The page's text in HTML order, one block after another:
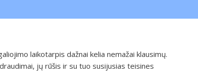
laikotarpis dažnai kelia nemažai klausimų.
jų rūšis ir su tuo susijusias teisines